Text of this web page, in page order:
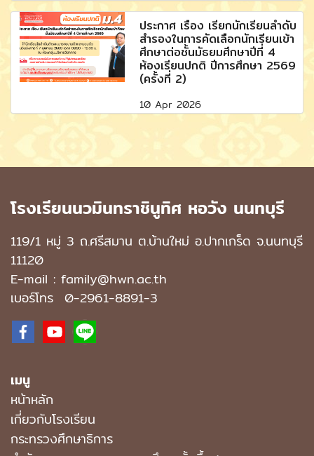
ประกาศ เรื่อง เรียกนักเรียนลำดับ
สำรองในการคัดเลือกนักเรียนเข้า
ศึกษาต่อชั้นมัธยมศึกษาปีที่ 4
ห้องเรียนปกติ ปีการศึกษา 2569
(ครั้งที่ 2)
10 Apr 2026
โรงเรียนนวมินทราชินูทิศ หอวัง นนทบุรี
119/1 หมู่ 3 ถ.ศรีสมาน ต.บ้านใหม่ อ.ปากเกร็ด จ.นนทบุรี
11120
E-mail : family@hwn.ac.th
เบอร์โทร 0-2961-8891-3
เมนู
หน้าหลัก
เกี่ยวกับโรงเรียน
กระทรวงศึกษาธิการ